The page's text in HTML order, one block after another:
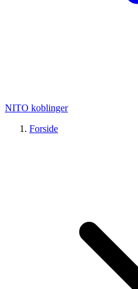
NITO koblinger
Forside